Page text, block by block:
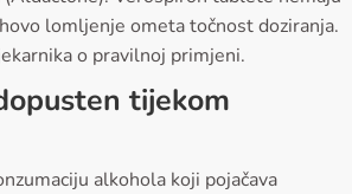
lomljenje ometa točnost doziranja.
o pravilnoj primjeni.
tijekom
alkohola koji pojačava